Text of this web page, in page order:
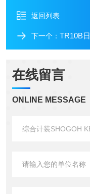
返回列表
下一个： TR10B日
在线留言
ONLINE MESSAGE